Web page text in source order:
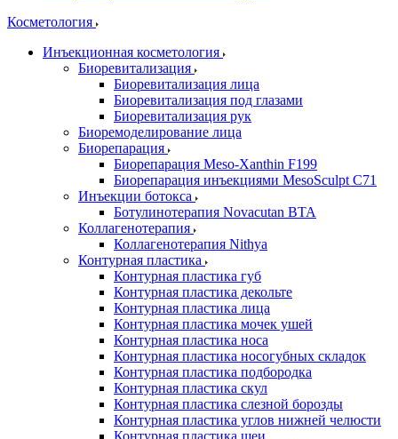
Косметология
Инъекционная косметология
Биоревитализация
Биоревитализация лица
Биоревитализация под глазами
Биоревитализация рук
Биоремоделирование лица
Биорепарация
Биорепарация Meso-Xanthin F199
Биорепарация инъекциями MesoSculpt C71
Инъекции ботокса
Ботулинотерапия Novacutan BTA
Коллагенотерапия
Коллагенотерапия Nithya
Контурная пластика
Контурная пластика губ
Контурная пластика декольте
Контурная пластика лица
Контурная пластика мочек ушей
Контурная пластика носа
Контурная пластика носогубных складок
Контурная пластика подбородка
Контурная пластика скул
Контурная пластика слезной борозды
Контурная пластика углов нижней челюсти
Контурная пластика шеи